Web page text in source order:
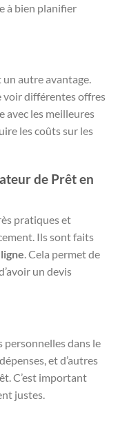
à bien planifier
un autre avantage.
voir différentes offres
avec les meilleures
les coûts sur les
de Prêt en
pratiques et
Ils sont faits
. Cela permet de
un devis
personnelles dans le
et d’autres
C’est important
justes.